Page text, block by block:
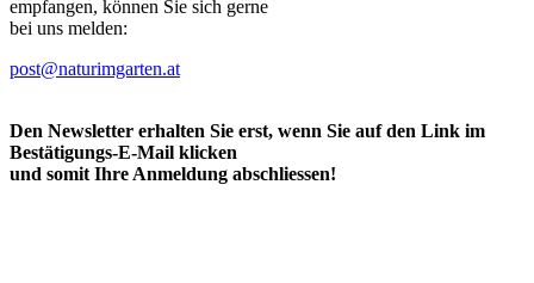
empfangen, können Sie sich gerne
bei uns melden:
post@naturimgarten.at
Den Newsletter erhalten Sie erst, wenn Sie auf den Link im
Bestätigungs-E-Mail klicken
und somit Ihre Anmeldung abschliessen!